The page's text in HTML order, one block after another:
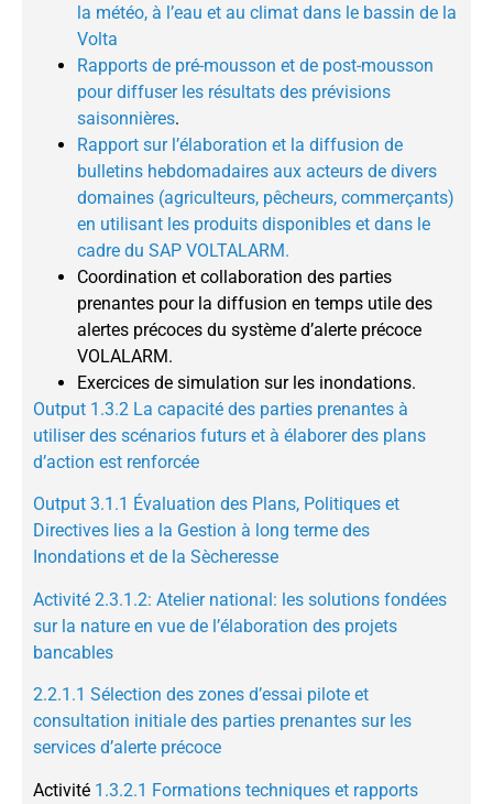
la météo, à l’eau et au climat dans le bassin de la
Volta
Rapports de pré-mousson et de post-mousson
pour diffuser les résultats des prévisions
saisonnières.
Rapport sur l’élaboration et la diffusion de
bulletins hebdomadaires aux acteurs de divers
domaines (agriculteurs, pêcheurs, commerçants)
en utilisant les produits disponibles et dans le
cadre du SAP VOLTALARM.
Coordination et collaboration des parties
prenantes pour la diffusion en temps utile des
alertes précoces du système d’alerte précoce
VOLALARM.
Exercices de simulation sur les inondations.
Output 1.3.2 La capacité des parties prenantes à
utiliser des scénarios futurs et à élaborer des plans
d’action est renforcée
Output 3.1.1 Évaluation des Plans, Politiques et
Directives lies a la Gestion à long terme des
Inondations et de la Sècheresse
Activité 2.3.1.2: Atelier national: les solutions fondées
sur la nature en vue de l’élaboration des projets
bancables
2.2.1.1 Sélection des zones d’essai pilote et
consultation initiale des parties prenantes sur les
services d’alerte précoce
Activité 1.3.2.1 Formations techniques et rapports